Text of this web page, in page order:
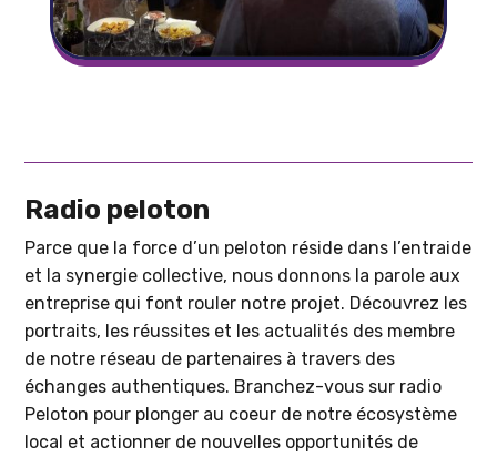
Radio peloton
Parce que la force d’un peloton réside dans l’entraide
et la synergie collective, nous donnons la parole aux
entreprise qui font rouler notre projet. Découvrez les
portraits, les réussites et les actualités des membre
de notre réseau de partenaires à travers des
échanges authentiques. Branchez-vous sur radio
Peloton pour plonger au coeur de notre écosystème
local et actionner de nouvelles opportunités de